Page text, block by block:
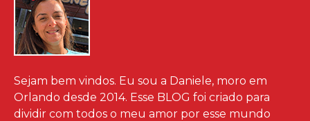
Sejam bem vindos. Eu sou a Daniele, moro em
Orlando desde 2014. Esse BLOG foi criado para
dividir com todos o meu amor por esse mundo